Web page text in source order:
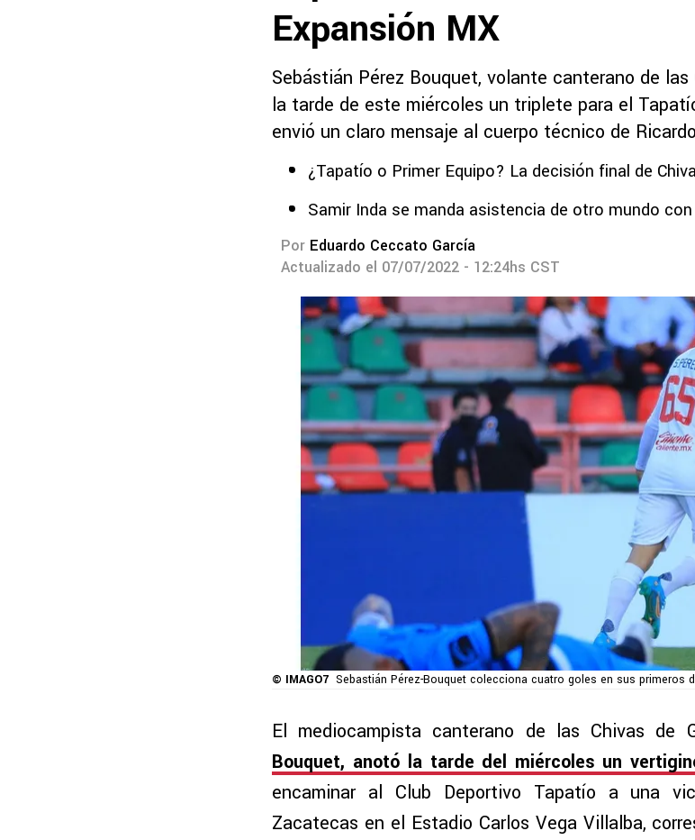
Expansión MX
Sebástián Pérez Bouquet, volante canterano de las
la tarde de este miércoles un triplete para el
envió un claro mensaje al cuerpo técnico de
¿Tapatío o Primer Equipo? La decisión final de
Samir Inda se manda asistencia de otro mundo
Por Eduardo Ceccato García
Actualizado el 07/07/2022 - 12:24hs CST
© IMAGO7 Sebastián Pérez-Bouquet colecciona cuatro goles en sus primeros
El mediocampista canterano de las Chivas de
Bouquet, anotó la tarde del miércoles un
encaminar al Club Deportivo Tapatío a una
Zacatecas en el Estadio Carlos Vega Villalba,